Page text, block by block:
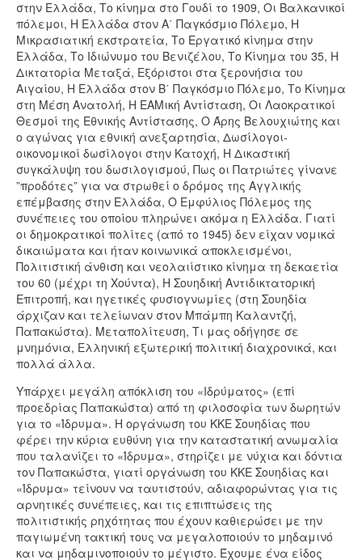
στην Ελλάδα, Το κίνημα στο Γουδί το 1909, Οι Βαλκανικοί
πόλεμοι, Η Ελλάδα στον Α΄ Παγκόσμιο Πόλεμο, Η
Μικρασιατική εκστρατεία, Το Εργατικό κίνημα στην
Ελλάδα, Το Ιδιώνυμο του Βενιζέλου, Το Κίνημα του 35, Η
Δικτατορία Μεταξά, Εξόριστοι στα ξερονήσια του
Αιγαίου, Η Ελλάδα στον Β΄ Παγκόσμιο Πόλεμο, Το Κίνημα
στη Μέση Ανατολή, Η ΕΑΜική Αντίσταση, Οι Λαοκρατικοί
Θεσμοί της Εθνικής Αντίστασης, Ο Άρης Βελουχιώτης και
ο αγώνας για εθνική ανεξαρτησία, Δωσίλογοι-
οικονομικοί δωσίλογοι στην Κατοχή, Η Δικαστική
συγκάλυψη του δωσιλογισμού, Πως οι Πατριώτες γίνανε
”προδότες” για να στρωθεί ο δρόμος της Αγγλικής
επέμβασης στην Ελλάδα, Ο Εμφύλιος Πόλεμος της
συνέπειες του οποίου πληρώνει ακόμα η Ελλάδα. Γιατί
οι δημοκρατικοί πολίτες (από το 1945) δεν είχαν νομικά
δικαιώματα και ήταν κοινωνικά αποκλεισμένοι,
Πολιτιστική άνθιση και νεολαιίστικο κίνημα τη δεκαετία
του 60 (μέχρι τη Χούντα), Η Σουηδική Αντιδικτατορική
Επιτροπή, και ηγετικές φυσιογνωμίες (στη Σουηδία
άρχιζαν και τελείωναν στον Μπάμπη Καλαντζή,
Παπακώστα). Μεταπολίτευση, Τι μας οδήγησε σε
μνημόνια, Ελληνική εξωτερική πολιτική διαχρονικά, και
πολλά άλλα.
Υπάρχει μεγάλη απόκλιση του «Ιδρύματος» (επί
προεδρίας Παπακώστα) από τη φιλοσοφία των δωρητών
για το «Ίδρυμα». Η οργάνωση του ΚΚΕ Σουηδίας που
φέρει την κύρια ευθύνη για την καταστατική ανωμαλία
που ταλανίζει το «Ίδρυμα», στηρίζει με νύχια και δόντια
τον Παπακώστα, γιατί οργάνωση του ΚΚΕ Σουηδίας και
«Ίδρυμα» τείνουν να ταυτιστούν, αδιαφορώντας για τις
αρνητικές συνέπειες, και τις επιπτώσεις της
πολιτιστικής ρηχότητας που έχουν καθιερώσει με την
παγιωμένη τακτική τους να μεγαλοποιούν το μηδαμινό
και να μηδαμινοποιούν το μέγιστο. Έχουμε ένα είδος